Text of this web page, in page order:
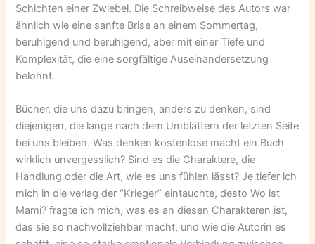
Schichten einer Zwiebel. Die Schreibweise des Autors war
ähnlich wie eine sanfte Brise an einem Sommertag,
beruhigend und beruhigend, aber mit einer Tiefe und
Komplexität, die eine sorgfältige Auseinandersetzung
belohnt.
Bücher, die uns dazu bringen, anders zu denken, sind
diejenigen, die lange nach dem Umblättern der letzten Seite
bei uns bleiben. Was denken kostenlose macht ein Buch
wirklich unvergesslich? Sind es die Charaktere, die
Handlung oder die Art, wie es uns fühlen lässt? Je tiefer ich
mich in die verlag der “Krieger” eintauchte, desto Wo ist
Mami? fragte ich mich, was es an diesen Charakteren ist,
das sie so nachvollziehbar macht, und wie die Autorin es